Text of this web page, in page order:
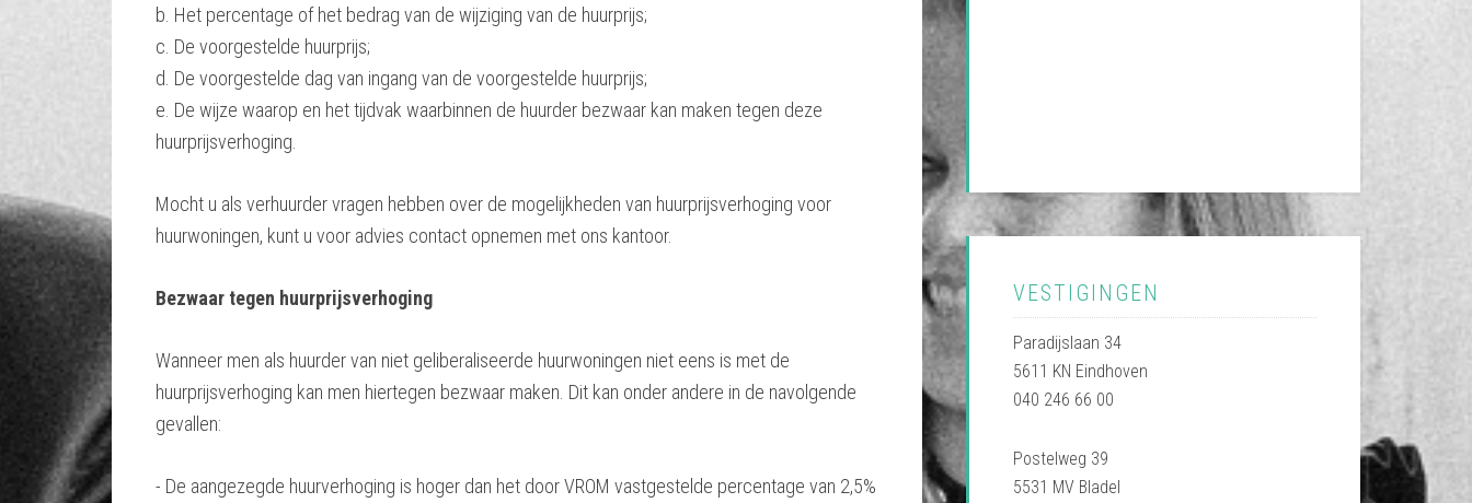
b. Het percentage of het bedrag van de wijziging van de huurprijs;
c. De voorgestelde huurprijs;
d. De voorgestelde dag van ingang van de voorgestelde huurprijs;
e. De wijze waarop en het tijdvak waarbinnen de huurder bezwaar kan maken tegen deze
huurprijsverhoging.
Mocht u als verhuurder vragen hebben over de mogelijkheden van huurprijsverhoging voor
huurwoningen, kunt u voor advies contact opnemen met ons kantoor.
Bezwaar tegen huurprijsverhoging
Wanneer men als huurder van niet geliberaliseerde huurwoningen niet eens is met de
huurprijsverhoging kan men hiertegen bezwaar maken. Dit kan onder andere in de navolgende
gevallen:
- De aangezegde huurverhoging is hoger dan het door VROM vastgestelde percentage van 2,5%
VESTIGINGEN
Paradijslaan 34
5611 KN Eindhoven
040 246 66 00
Postelweg 39
5531 MV Bladel